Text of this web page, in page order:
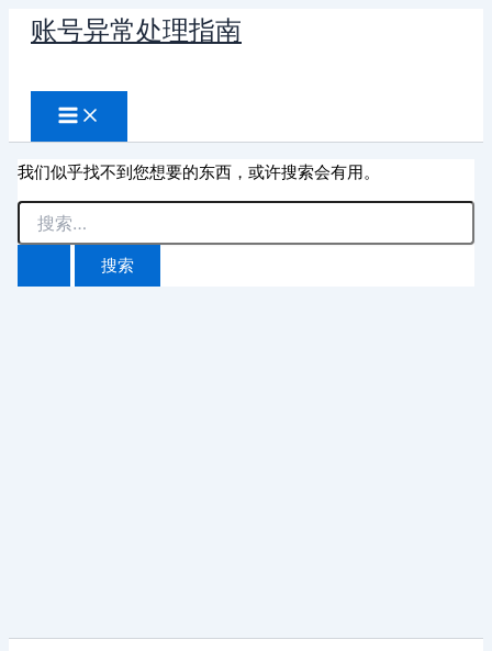
账号异常处理指南
索
我们似乎找不到您想要的东西，或许搜索会有用。
搜
索：